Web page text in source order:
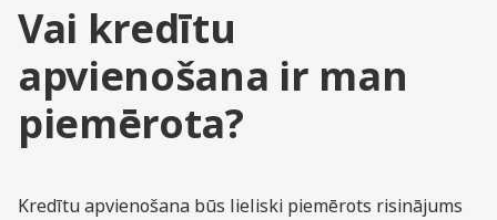
Vai kredītu
apvienošana ir man
piemērota?
Kredītu apvienošana būs lieliski piemērots risinājums